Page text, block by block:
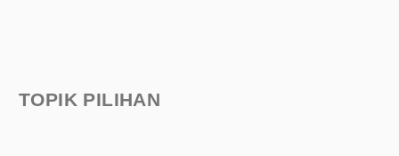
TOPIK PILIHAN